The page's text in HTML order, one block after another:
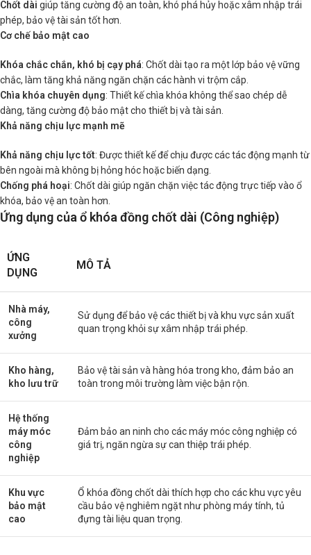
Chốt dài giúp tăng cường độ an toàn, khó phá hủy hoặc xâm nhập trái
phép, bảo vệ tài sản tốt hơn.
Cơ chế bảo mật cao
Khóa chắc chắn, khó bị cạy phá: Chốt dài tạo ra một lớp bảo vệ vững
chắc, làm tăng khả năng ngăn chặn các hành vi trộm cắp.
Chìa khóa chuyên dụng: Thiết kế chìa khóa không thể sao chép dễ
dàng, tăng cường độ bảo mật cho thiết bị và tài sản.
Khả năng chịu lực mạnh mẽ
Khả năng chịu lực tốt: Được thiết kế để chịu được các tác động mạnh từ
bên ngoài mà không bị hỏng hóc hoặc biến dạng.
Chống phá hoại: Chốt dài giúp ngăn chặn việc tác động trực tiếp vào ổ
khóa, bảo vệ an toàn hơn.
Ứng dụng của ổ khóa đồng chốt dài (Công nghiệp)
ỨNG
DỤNG
MÔ TẢ
Nhà máy,
công
xưởng
Sử dụng để bảo vệ các thiết bị và khu vực sản xuất
quan trọng khỏi sự xâm nhập trái phép.
Kho hàng,
kho lưu trữ
Bảo vệ tài sản và hàng hóa trong kho, đảm bảo an
toàn trong môi trường làm việc bận rộn.
Hệ thống
máy móc
công
nghiệp
Đảm bảo an ninh cho các máy móc công nghiệp có
giá trị, ngăn ngừa sự can thiệp trái phép.
Khu vực
bảo mật
cao
Ổ khóa đồng chốt dài thích hợp cho các khu vực yêu
cầu bảo vệ nghiêm ngặt như phòng máy tính, tủ
đựng tài liệu quan trọng.